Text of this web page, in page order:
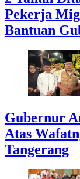
Pekerja
Bantuan
Gubernur
Atas
Tangerang